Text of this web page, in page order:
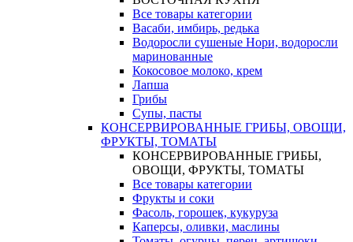
Все товары категории
Васаби, имбирь, редька
Водоросли сушеные Нори, водоросли
маринованные
Кокосовое молоко, крем
Лапша
Грибы
Супы, пасты
КОНСЕРВИРОВАННЫЕ ГРИБЫ, ОВОЩИ,
ФРУКТЫ, ТОМАТЫ
КОНСЕРВИРОВАННЫЕ ГРИБЫ,
ОВОЩИ, ФРУКТЫ, ТОМАТЫ
Все товары категории
Фрукты и соки
Фасоль, горошек, кукуруза
Каперсы, оливки, маслины